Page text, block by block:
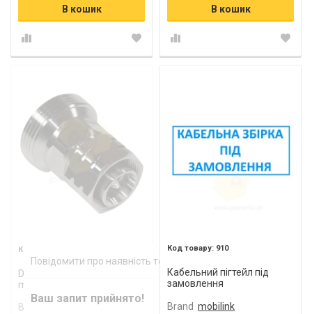
В кошик В кошик
Din 7/16 female на 4.3-10
male перехідник
Brand
Повідомити про наявність товару
Ваш запит прийнято!
910
Кабельний пігтейл під
замовлення
Brand mobilink